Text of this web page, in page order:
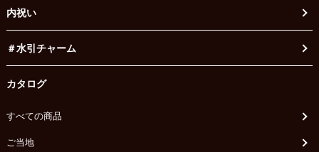
内祝い
＃水引チャーム
カタログ
すべての商品
ご当地